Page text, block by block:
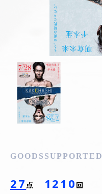
GOODS
27 点
SUPPORTED
1210 回